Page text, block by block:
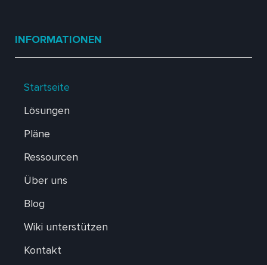
INFORMATIONEN
Startseite
Lösungen
Pläne
Ressourcen
Über uns
Blog
Wiki unterstützen
Kontakt